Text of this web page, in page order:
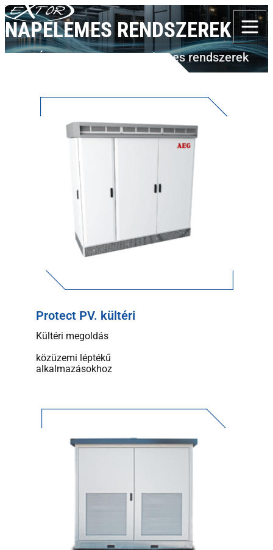
Skip to content
NAPELEMES RENDSZEREK
TERMÉKEK AEG PS Napelemes rendszerek
Protect PV. kültéri
Kültéri megoldás
közüzemi léptékű
alkalmazásokhoz